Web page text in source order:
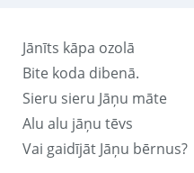
Jānīts kāpa ozolā
Bite koda dibenā.
Sieru sieru Jāņu māte
Alu alu jāņu tēvs
Vai gaidījāt Jāņu bērnus?